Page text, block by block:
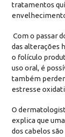
tratamentos
Com o passar
das alterações
o folículo
uso oral, é
também
estresse
O
explica que
dos cabelos